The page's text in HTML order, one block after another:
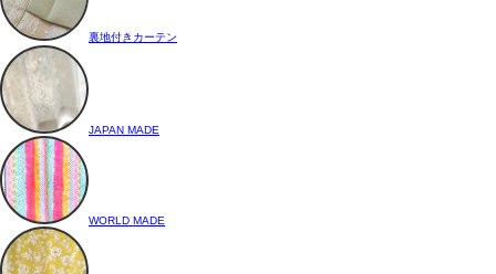
裏地付きカーテン
JAPAN MADE
WORLD MADE